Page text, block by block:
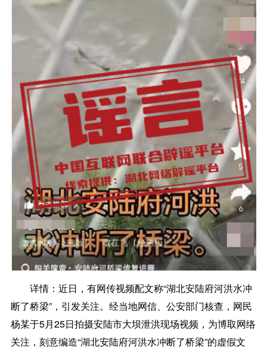
详情： 近日，有网传视频配文称“湖北安陆府河洪水冲
断了桥梁”，引发关注。经当地网信、公安部门核查，网民
杨某于5月25日拍摄安陆市大坝泄洪现场视频，为博取网络
关注，刻意编造“湖北安陆府河洪水冲断了桥梁”的虚假文